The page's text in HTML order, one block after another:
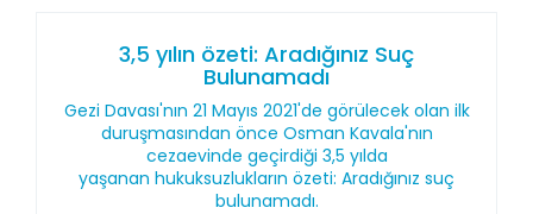
3,5 yılın özeti: Aradığınız Suç
Bulunamadı
Gezi Davası'nın 21 Mayıs 2021'de görülecek olan ilk
duruşmasından önce Osman Kavala'nın
cezaevinde geçirdiği 3,5 yılda
yaşanan hukuksuzlukların özeti: Aradığınız suç
bulunamadı.